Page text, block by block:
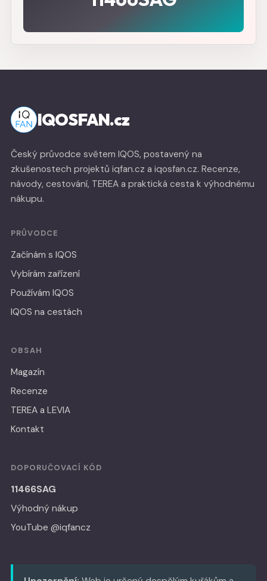
IQOSFAN.cz
Český průvodce světem IQOS, postavený na
zkušenostech projektů iqfan.cz a iqosfan.cz. Recenze,
návody, cestování, TEREA a praktická cesta k výhodnému
nákupu.
PRŮVODCE
Začínám s IQOS
Vybírám zařízení
Používám IQOS
IQOS na cestách
OBSAH
Magazín
Recenze
TEREA a LEVIA
Kontakt
DOPORUČOVACÍ KÓD
11466SAG
Výhodný nákup
YouTube @iqfancz